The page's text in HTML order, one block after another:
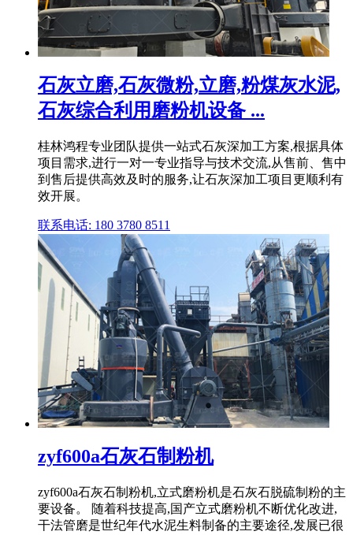
石灰立磨,石灰微粉,立磨,粉煤灰水泥,
石灰综合利用磨粉机设备 ...
桂林鸿程专业团队提供一站式石灰深加工方案,根据具体
项目需求,进行一对一专业指导与技术交流,从售前、售中
到售后提供高效及时的服务,让石灰深加工项目更顺利有
效开展。
联系电话: 180 3780 8511
zyf600a石灰石制粉机
zyf600a石灰石制粉机,立式磨粉机是石灰石脱硫制粉的主
要设备。 随着科技提高,国产立式磨粉机不断优化改进,
干法管磨是世纪年代水泥生料制备的主要途径,发展已很